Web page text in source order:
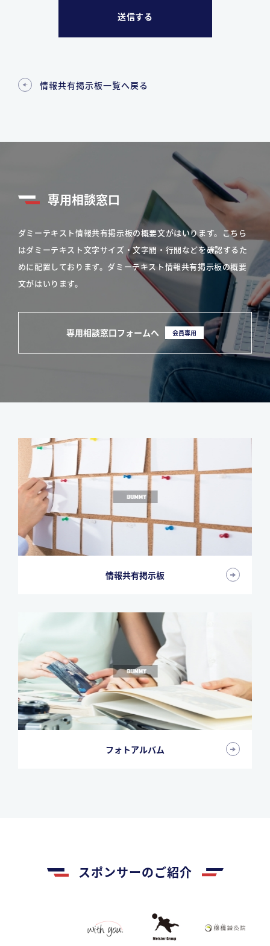
情報共有掲示板一覧へ戻る
専用相談窓口
ダミーテキスト情報共有掲示板の概要文がはいります。こちら
はダミーテキスト文字サイズ・文字間・行間などを確認するた
めに配置しております。ダミーテキスト情報共有掲示板の概要
文がはいります。
専用相談窓口フォームへ 会員専用
情報共有掲示板
フォトアルバム
スポンサーのご紹介